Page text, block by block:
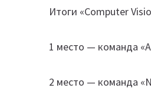
Итоги «Computer
1 место — команда
2 место — команда